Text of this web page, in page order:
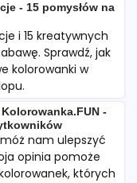
- 15 pomysłów na
i 15 kreatywnych
Sprawdź, jak
kolorowanki w
-
nam ulepszyć
opinia pomoże
których